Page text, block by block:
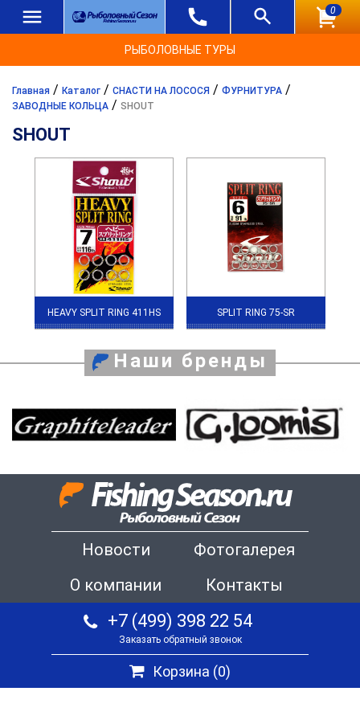
0
РЫБОЛОВНЫЕ ТУРЫ
Главная / Каталог / СНАСТИ НА ЛОСОСЯ / ФУРНИТУРА /
ЗАВОДНЫЕ КОЛЬЦА / SHOUT
SHOUT
HEAVY SPLIT RING 411HS SPLIT RING 75-SR
Наши бренды
Новости
Фотогалерея
О компании
Контакты
+7 (499) 398 22 54
Заказать обратный звонок
Корзина (0)